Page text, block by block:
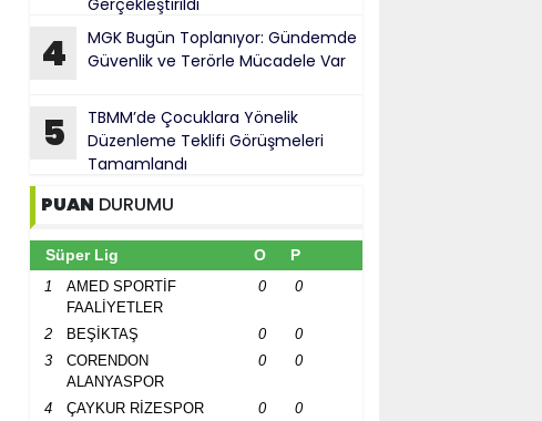
Gerçekleştirildi
4
MGK Bugün Toplanıyor: Gündemde
Güvenlik ve Terörle Mücadele Var
5
TBMM’de Çocuklara Yönelik
Düzenleme Teklifi Görüşmeleri
Tamamlandı
PUAN DURUMU
Süper Lig O P
1
AMED SPORTİF
FAALİYETLER
0 0
2 BEŞİKTAŞ 0
0
3
CORENDON
ALANYASPOR
0 0
4 ÇAYKUR RİZESPOR 0
0